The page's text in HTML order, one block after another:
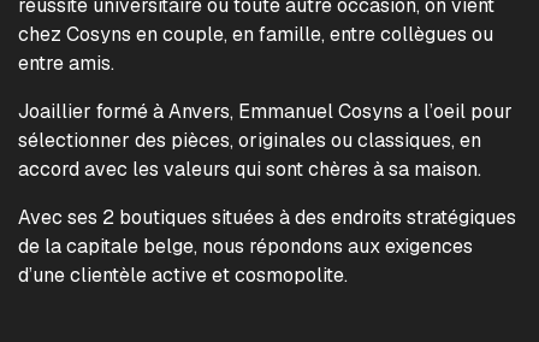
réussite universitaire ou toute autre occasion, on vient
chez Cosyns en couple, en famille, entre collègues ou
entre amis.
Joaillier formé à Anvers, Emmanuel Cosyns a l’oeil pour
sélectionner des pièces, originales ou classiques, en
accord avec les valeurs qui sont chères à sa maison.
Avec ses 2 boutiques situées à des endroits stratégiques
de la capitale belge, nous répondons aux exigences
d’une clientèle active et cosmopolite.